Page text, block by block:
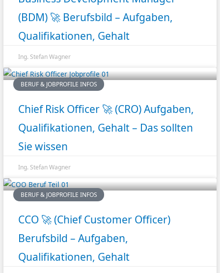
(BDM) 🚀 Berufsbild – Aufgaben,
Qualifikationen, Gehalt
Ing. Stefan Wagner
BERUF & JOBPROFILE INFOS
Chief Risk Officer 🚀 (CRO) Aufgaben,
Qualifikationen, Gehalt – Das sollten
Sie wissen
Ing. Stefan Wagner
BERUF & JOBPROFILE INFOS
CCO 🚀 (Chief Customer Officer)
Berufsbild – Aufgaben,
Qualifikationen, Gehalt